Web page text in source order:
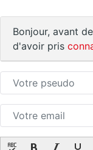
Bonjour, avant
d'avoir pris